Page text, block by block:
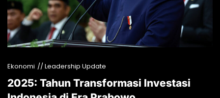
Ekonomi // Leadership Update
2025: Tahun Transformasi Investasi